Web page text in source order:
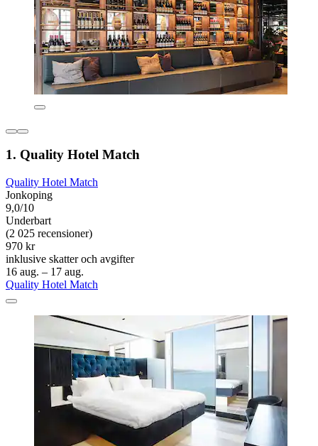
1. Quality Hotel Match
Quality Hotel Match
Jonkoping
9,0/10
Underbart
(2 025 recensioner)
970 kr
inklusive skatter och avgifter
16 aug. – 17 aug.
Quality Hotel Match